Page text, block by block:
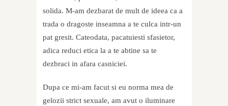
solida. M-am dezbarat de mult de ideea ca a
trada o dragoste inseamna a te culca intr-un
pat gresit. Cateodata, pacatuiesti sfasietor,
adica reduci etica la a te abtine sa te
dezbraci in afara casniciei.
Dupa ce mi-am facut si eu norma mea de
gelozii strict sexuale, am avut o iluminare